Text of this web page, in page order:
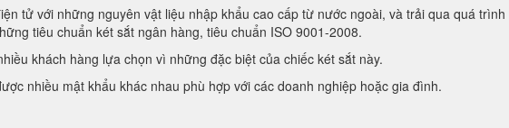
tử với những nguyên vật liệu nhập khẩu cao cấp từ nước ngoài, và trải qua quá trình
tiêu chuẩn két sắt ngân hàng, tiêu chuẩn ISO 9001-2008.
khách hàng lựa chọn vì những đặc biệt của chiếc két sắt này.
nhiều mật khẩu khác nhau phù hợp với các doanh nghiệp hoặc gia đình.